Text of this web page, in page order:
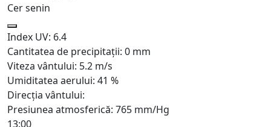
Cer senin
Index UV: 6.4
Cantitatea de precipitații: 0 mm
Viteza vântului: 5.2 m/s
Umiditatea aerului: 41 %
Direcția vântului:
Presiunea atmosferică: 765 mm/Hg
13:00